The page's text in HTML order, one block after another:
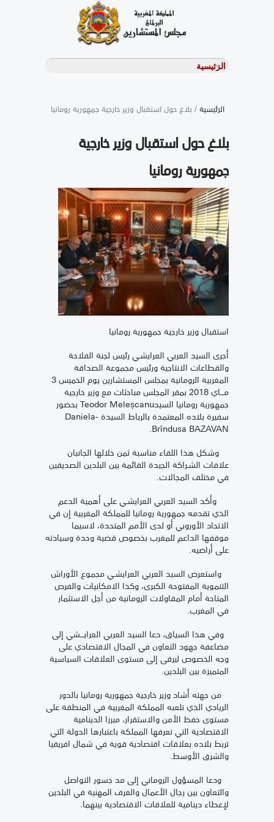
الرئيسية/ بلاغ حول استقبال وزير خارجية جمهورية رومانيا
بلاغ حول استقبال وزير خارجية
جمهورية رومانيا
استقبال وزير خارجية جمهورية رومانيا
أجرى السيد العربي العرايشـي رئيس لجنة الفلاحة
والقطاعات الانتاجية ورئيس مجموعة الصداقة
المغربية الرومانية بمجلس المستشارين يوم الخميس 3
مـــاي 2018 بمقر المجلس مباحثات مع وزير خارجية
جمهورية رومانيا السيدTeodor Meleșcanu بحضور
سفيرة بلاده المعتمدة بالرباط السيدة Daniela-
Brîndusa BAZAVAN.
وشكل هذا اللقاء مناسبة ثمن خلالها الجانبان
علاقات الشـراكة الجيدة القائمة بين البلدين الصديقين
في مختلف المجالات.
وأكد السيد العربي العرايشـي على أهمية الدعم
الذي تقدمه جمهورية رومانيا للمملكة المغربية إن في
الاتحاد الأوروبي أو لدى الأمم المتحدة، لاسيما
موقفها الداعم للمغرب بخصوص قضية وحدة وسيادته
على أراضيه.
واستعرض السيد العربي العرايشـي مجموع الأوراش
التنموية المفتوحة الكبرى، وكذا الامكانيات والفرص
المتاحة أمام المقاولات الرومانية من أجل الاستثمار
في المغرب.
وفي هذا السياق، دعا السيد العربي العرايـــشي إلى
مضاعفة جهود التعاون في المجال الاقتصادي على
وجه الخصوص ليرقى إلى مستوى العلاقات السياسية
المتميزة بين البلدين.
من جهته أشاد وزير خارجية جمهورية رومانيا بالدور
الريادي الذي تلعبه المملكة المغربية في المنطقة على
مستوى حفظ الأمن والاستقرار، مبرزا الدينامية
الاقتصادية التي تعرفها المملكة باعتبارها الدولة التي
تربط بلاده بعلاقات اقتصادية قوية في شمال افريقيا
والشرق الأوسط.
ودعا المسؤول الروماني إلى مد جسور التواصل
والتعاون بين رجال الأعمال والغرف المهنية في البلدين
لإعطاء دينامية للعلاقات الاقتصادية بينهما.